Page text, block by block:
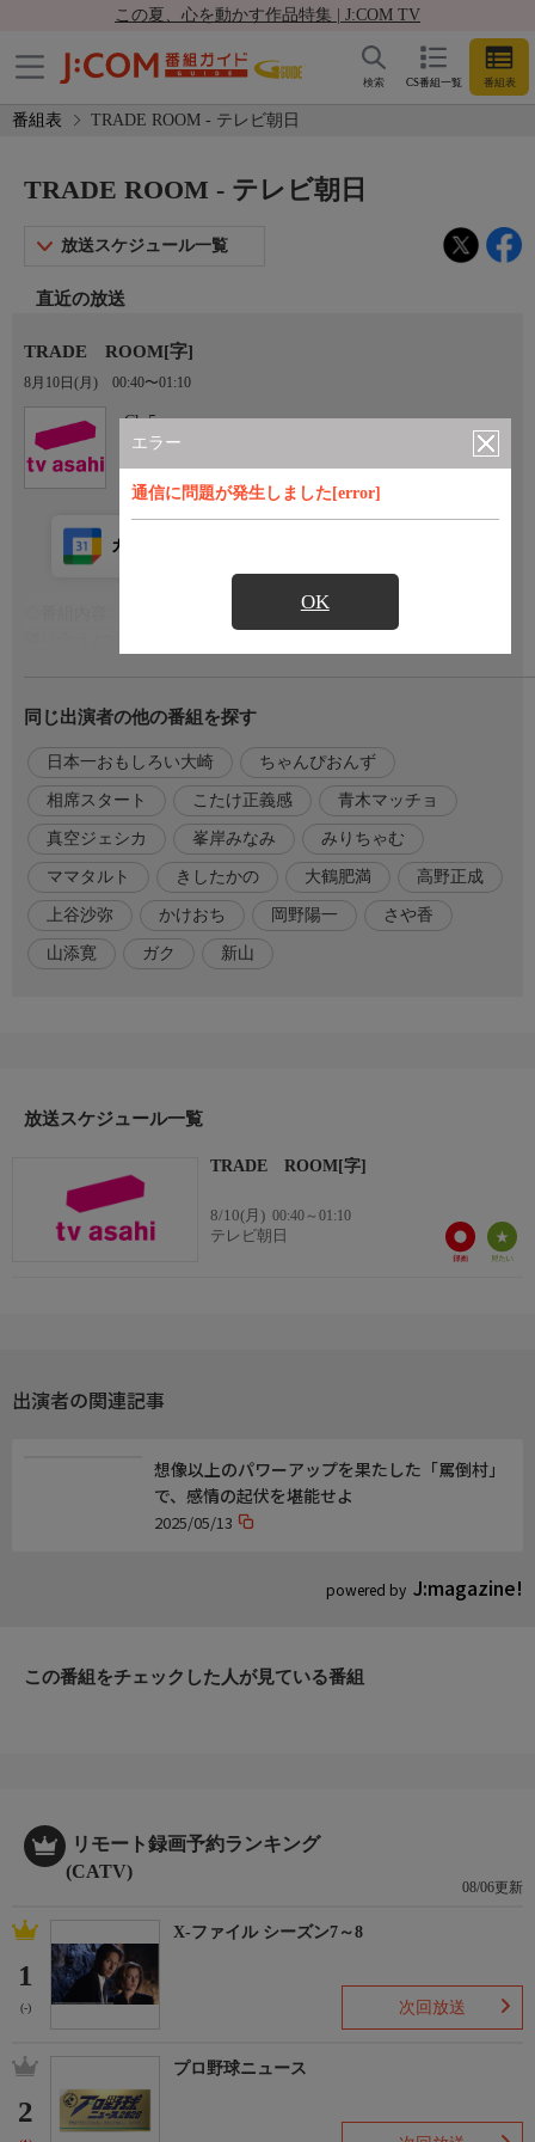
この夏、心を動かす作品特集 | J:COM TV
CS番組一覧 番組表
検索
番組表 TRADE ROOM - テレビ朝日
エラー
通信に問題が発生しました[error]
OK
TRADE ROOM - テレビ朝日
放送スケジュール一覧
直近の放送
TRADE ROOM[字]
8月10日(月) 00:40〜01:10
Ch.5
テレビ朝日
カレンダー登録
だが!このゲームの最大のポイントはステージ途中でメンバーの
入れ替えを指示される「トレードタイム」!
いつ仲間が敵になるかもしれない極限状態で、裏切るべきか、信
じ抜くべきか…。「裏切り」「追放」「賞金持ち逃げ」絆か?裏
切りか?金か?友情か?
人間の心理を描くゲームショー。
◇出演者
【BLACK ROOM】
山添寛(相席スタート)
【WHITE ROOM】
ガク(真空ジェシカ)
みりちゃむ
新山(さや香)
◇おしらせ
ホームページ:https://www.tv-asahi.co.jp/trade_room/
X:https://x.com/EX_traderoom
同じ出演者の他の番組を探す
日本一おもしろい大崎 ちゃんぴおんず
相席スタート こたけ正義感 青木マッチョ
真空ジェシカ 峯岸みなみ みりちゃむ
ママタルト きしたかの 大鶴肥満 高野正成
上谷沙弥 かけおち 岡野陽一 さや香
山添寛 ガク 新山
放送スケジュール一覧
TRADE ROOM[字]
8/10(月) 00:40～01:10
テレビ朝日
出演者の関連記事
powered by J:magazine!
想像以上のパワーアップを果たした「罵倒村」
で、感情の起伏を堪能せよ
2025/05/13
この番組をチェックした人が見ている番組
リモート録画予約ランキング
(CATV)
08/06更新
1
(-)
X-ファイル シーズン7～8
次回放送
2
プロ野球ニュース